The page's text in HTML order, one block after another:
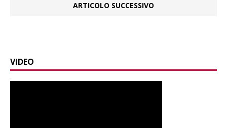
ARTICOLO SUCCESSIVO
VIDEO